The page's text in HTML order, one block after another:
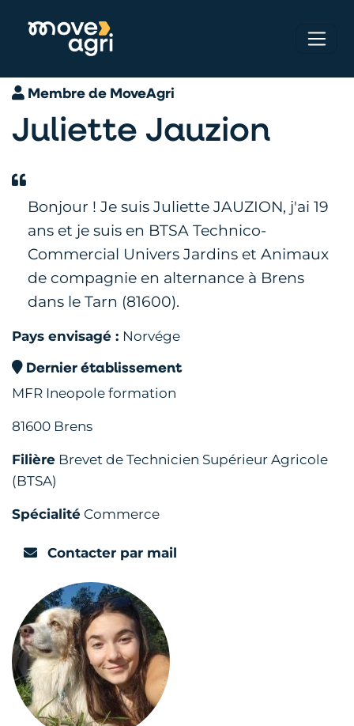
Membre de MoveAgri
Juliette Jauzion
Bonjour ! Je suis Juliette JAUZION, j'ai 19
ans et je suis en BTSA Technico-
Commercial Univers Jardins et Animaux
de compagnie en alternance à Brens
dans le Tarn (81600).
Pays envisagé : Norvége
Dernier établissement
MFR Ineopole formation
81600 Brens
Filière Brevet de Technicien Supérieur Agricole
(BTSA)
Spécialité Commerce
Contacter par mail